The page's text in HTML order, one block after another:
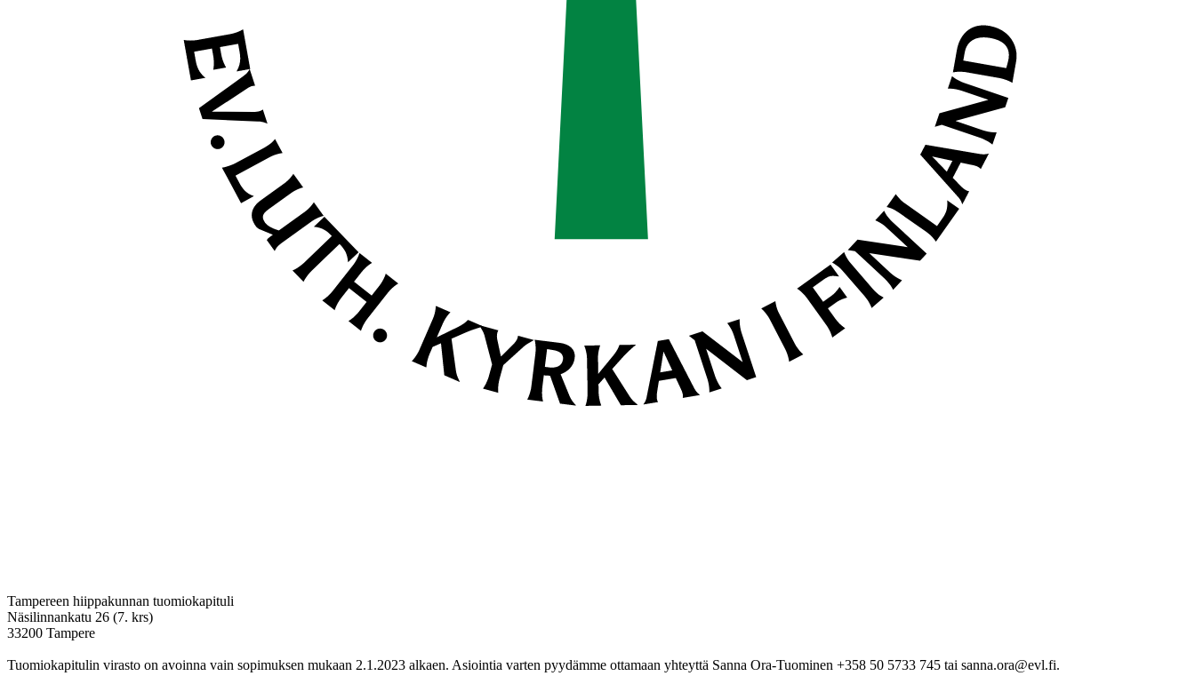
Tampereen hiippakunnan tuomiokapituli
Näsilinnankatu 26 (7. krs)
33200 Tampere
Tuomiokapitulin virasto on avoinna vain sopimuksen mukaan 2.1.2023 alkaen. Asiointia varten pyydämme ottamaan yhteyttä Sanna Ora-Tuominen +358 50 5733 745 tai sanna.ora@evl.fi.